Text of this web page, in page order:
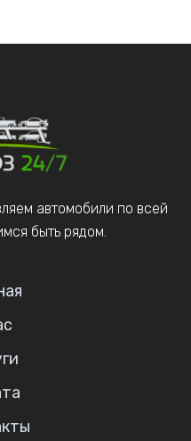
автомобили по всей
быть рядом.